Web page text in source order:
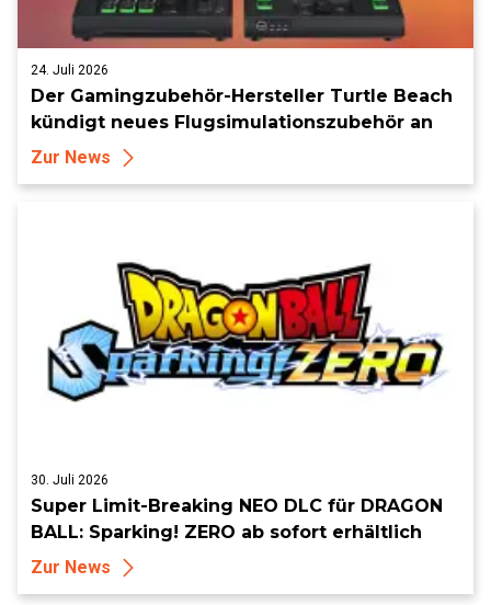
24. Juli 2026
Der Gamingzubehör-Hersteller Turtle Beach
kündigt neues Flugsimulationszubehör an
Zur News
30. Juli 2026
Super Limit-Breaking NEO DLC für DRAGON
BALL: Sparking! ZERO ab sofort erhältlich
Zur News